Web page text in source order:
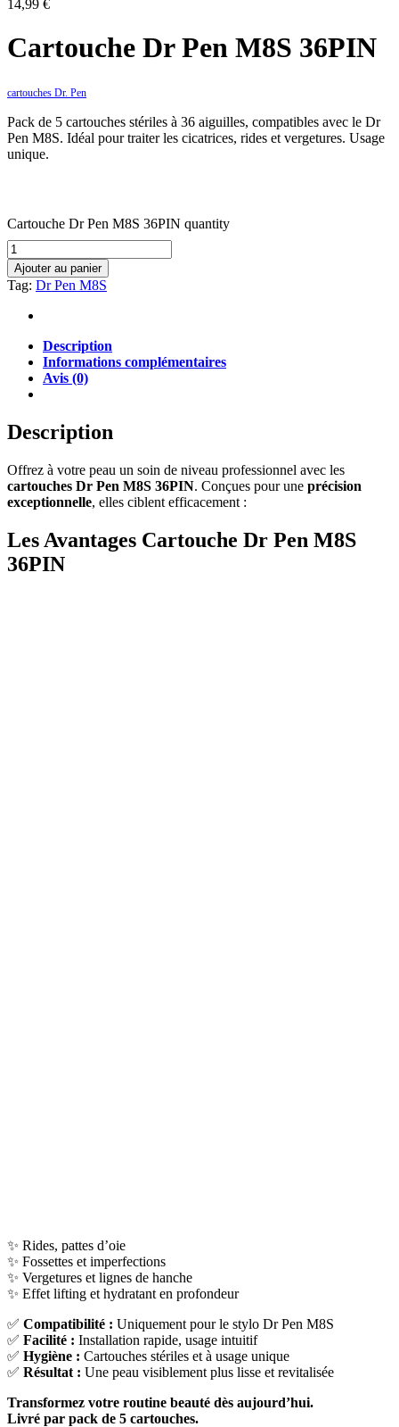
14,99 €
Cartouche Dr Pen M8S 36PIN
cartouches Dr. Pen
Pack de 5 cartouches stériles à 36 aiguilles, compatibles avec le Dr
Pen M8S. Idéal pour traiter les cicatrices, rides et vergetures. Usage
unique.
Cartouche Dr Pen M8S 36PIN quantity
Ajouter au panier
Tag: Dr Pen M8S
Description
Informations complémentaires
Avis (0)
Description
Offrez à votre peau un soin de niveau professionnel avec les
cartouches Dr Pen M8S 36PIN. Conçues pour une précision
exceptionnelle, elles ciblent efficacement :
Les Avantages Cartouche Dr Pen M8S
36PIN
✨ Rides, pattes d’oie
✨ Fossettes et imperfections
✨ Vergetures et lignes de hanche
✨ Effet lifting et hydratant en profondeur
✅ Compatibilité : Uniquement pour le stylo Dr Pen M8S
✅ Facilité : Installation rapide, usage intuitif
✅ Hygiène : Cartouches stériles et à usage unique
✅ Résultat : Une peau visiblement plus lisse et revitalisée
Transformez votre routine beauté dès aujourd’hui.
Livré par pack de 5 cartouches.